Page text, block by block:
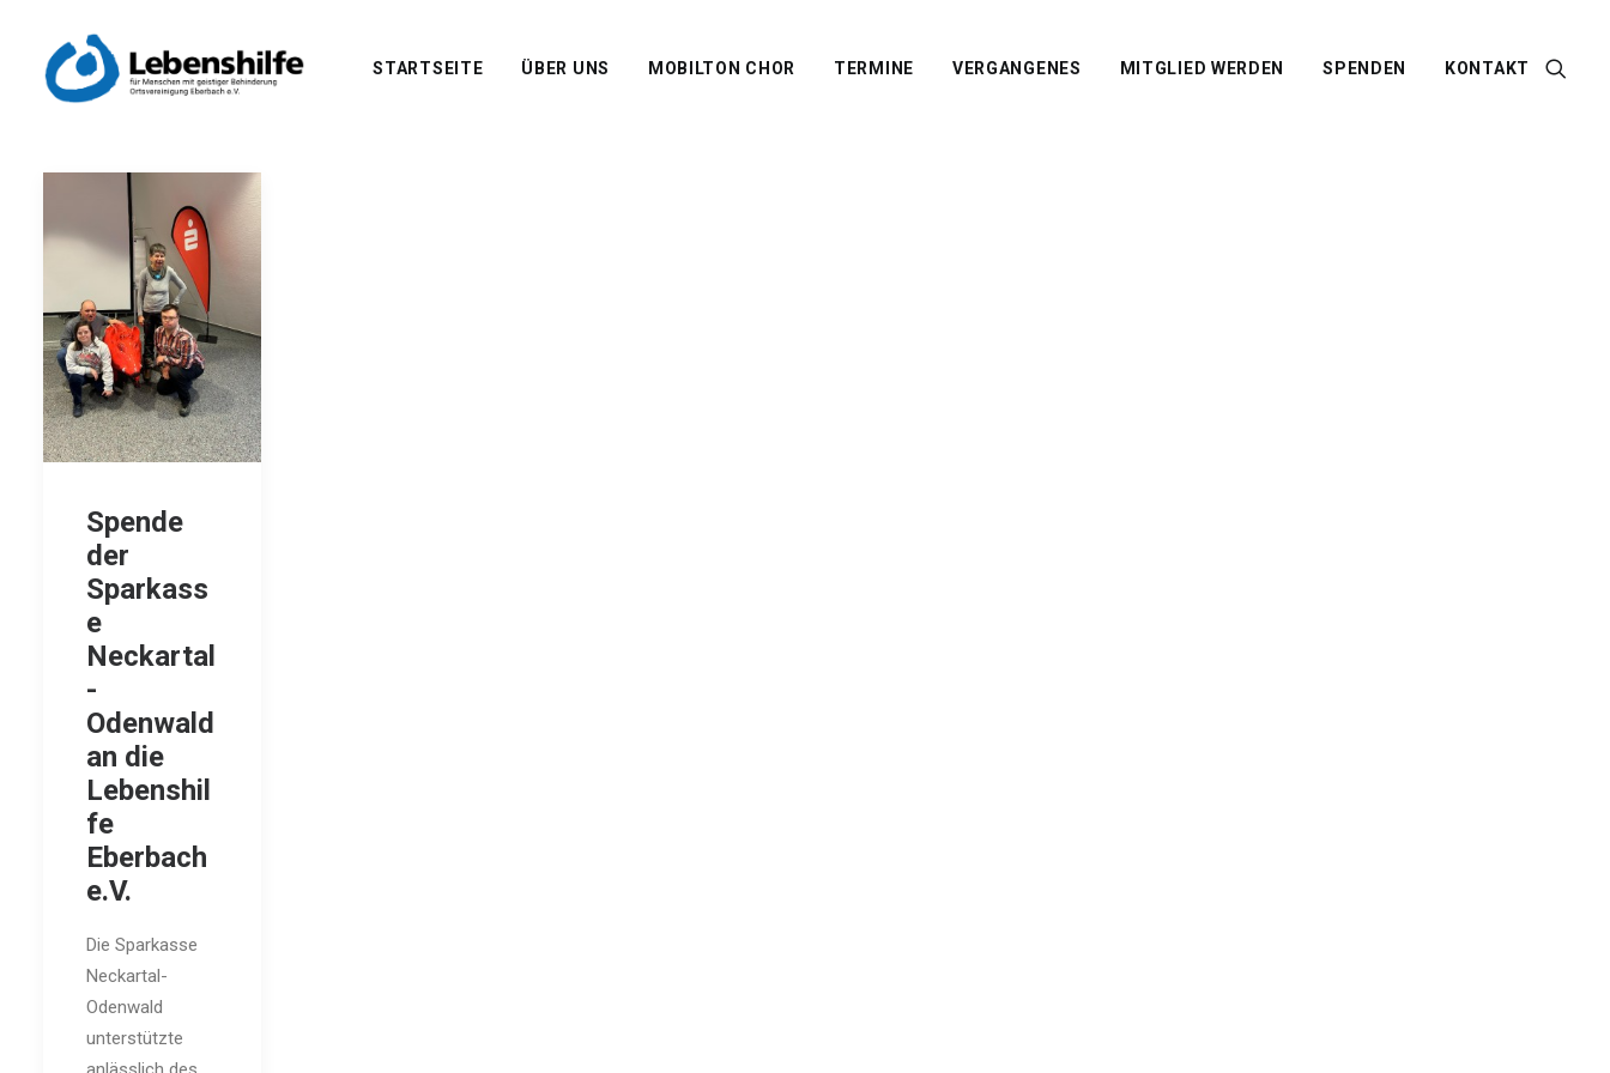
STARTSEITE ÜBER UNS MOBILTON CHOR TERMINE VERGANGENES MITGLIED WERDEN SPENDEN KONTAKT
Spende
der
Sparkass
e
Neckartal
-
Odenwald
an die
Lebenshil
fe
Eberbach
e.V.
Die Sparkasse
Neckartal-
Odenwald
unterstützte